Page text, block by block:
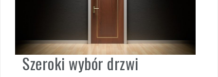
Szeroki wybór drzwi